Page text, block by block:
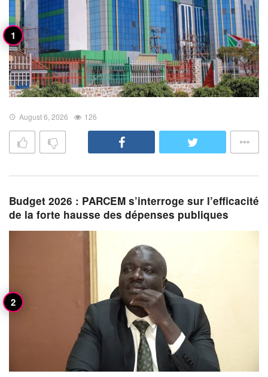
August 6, 2026 126
Budget 2026 : PARCEM s’interroge sur l’efficacité
de la forte hausse des dépenses publiques